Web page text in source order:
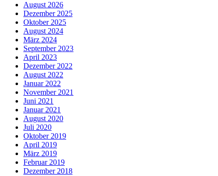
August 2026
Dezember 2025
Oktober 2025
August 2024
März 2024
September 2023
April 2023
Dezember 2022
August 2022
Januar 2022
November 2021
Juni 2021
Januar 2021
August 2020
Juli 2020
Oktober 2019
April 2019
März 2019
Februar 2019
Dezember 2018